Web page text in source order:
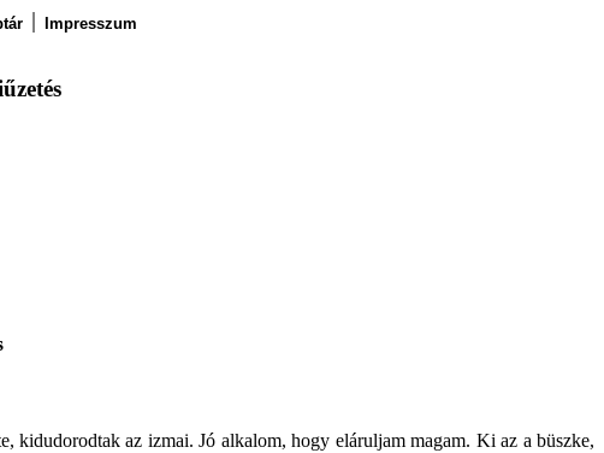
Impresszum
kidudorodtak az izmai. Jó alkalom, hogy eláruljam magam. Ki az a büszke,